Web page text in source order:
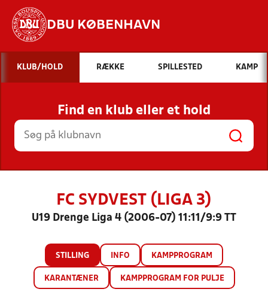
DBU KØBENHAVN
Hvad vil du søge efter?
INDHOLD OG NYHEDER
STILLINGER, RESULTATER, KLUBBER OG
HOLD
KLUB/HOLD RÆKKE SPILLESTED KAMP
Find en klub eller et hold
FC SYDVEST (LIGA 3)
U19 Drenge Liga 4 (2006-07) 11:11/9:9 TT
STILLING INFO KAMPPROGRAM
KARANTÆNER KAMPPROGRAM FOR PULJE